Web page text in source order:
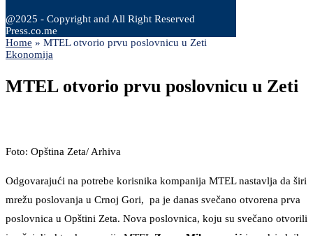
@2025 - Copyright and All Right Reserved
Press.co.me
Home » MTEL otvorio prvu poslovnicu u Zeti
Ekonomija
MTEL otvorio prvu poslovnicu u Zeti
Foto: Opština Zeta/ Arhiva
Odgovarajući na potrebe korisnika kompanija MTEL nastavlja da širi
mrežu poslovanja u Crnoj Gori, pa je danas svečano otvorena prva
poslovnica u Opštini Zeta. Nova poslovnica, koju su svečano otvorili